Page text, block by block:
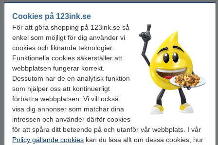
Cookies på 123ink.se
För att göra shopping på 123ink.se så
enkel som möjligt för dig använder vi
cookies och liknande teknologier.
Funktionella cookies säkerställer att
webbplatsen fungerar korrekt.
Dessutom har de en analytisk funktion
som hjälper oss att kontinuerligt
förbättra webbplatsen. Vi vill också
visa dig annonser som matchar dina
intressen och använder därför cookies
för att spåra ditt beteende på och utanför vår webbplats. I vår
Policy gällande cookies kan du läsa allt om dessa cookies, hur
Varumärke:
Utskriftsteknik: Termisk
Utskriftshastighet:
Skrivaranslutning: USB, ethernet
Utskriftsupplösning: 203 dpi
Skärmekanism: ja
Etikettbredd: 56 - Ca 80 mm